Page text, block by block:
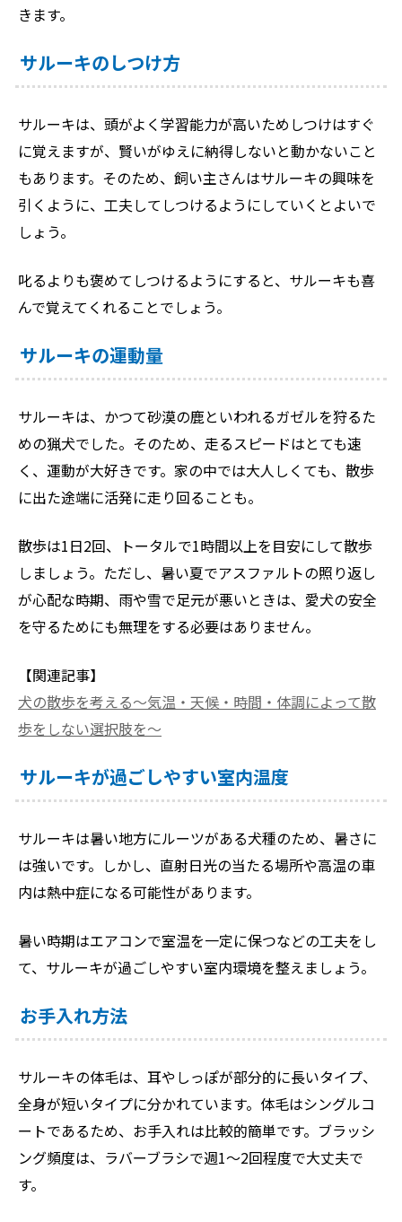
きます。
サルーキのしつけ方
サルーキは、頭がよく学習能力が高いためしつけはすぐ
に覚えますが、賢いがゆえに納得しないと動かないこと
もあります。そのため、飼い主さんはサルーキの興味を
引くように、工夫してしつけるようにしていくとよいで
しょう。
叱るよりも褒めてしつけるようにすると、サルーキも喜
んで覚えてくれることでしょう。
サルーキの運動量
サルーキは、かつて砂漠の鹿といわれるガゼルを狩るた
めの猟犬でした。そのため、走るスピードはとても速
く、運動が大好きです。家の中では大人しくても、散歩
に出た途端に活発に走り回ることも。
散歩は1日2回、トータルで1時間以上を目安にして散歩
しましょう。ただし、暑い夏でアスファルトの照り返し
が心配な時期、雨や雪で足元が悪いときは、愛犬の安全
を守るためにも無理をする必要はありません。
【関連記事】
犬の散歩を考える〜気温・天候・時間・体調によって散
歩をしない選択肢を〜
サルーキが過ごしやすい室内温度
サルーキは暑い地方にルーツがある犬種のため、暑さに
は強いです。しかし、直射日光の当たる場所や高温の車
内は熱中症になる可能性があります。
暑い時期はエアコンで室温を一定に保つなどの工夫をし
て、サルーキが過ごしやすい室内環境を整えましょう。
お手入れ方法
サルーキの体毛は、耳やしっぽが部分的に長いタイプ、
全身が短いタイプに分かれています。体毛はシングルコ
ートであるため、お手入れは比較的簡単です。ブラッシ
ング頻度は、ラバーブラシで週1〜2回程度で大丈夫で
す。